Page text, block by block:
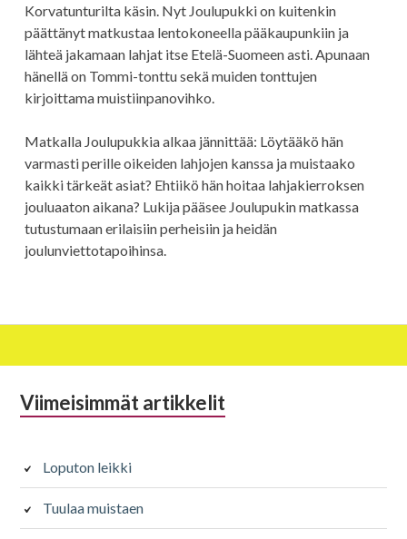
Korvatunturilta käsin. Nyt Joulupukki on kuitenkin
päättänyt matkustaa lentokoneella pääkaupunkiin ja
lähteä jakamaan lahjat itse Etelä-Suomeen asti. Apunaan
hänellä on Tommi-tonttu sekä muiden tonttujen
kirjoittama muistiinpanovihko.
Matkalla Joulupukkia alkaa jännittää: Löytääkö hän
varmasti perille oikeiden lahjojen kanssa ja muistaako
kaikki tärkeät asiat? Ehtiikö hän hoitaa lahjakierroksen
jouluaaton aikana? Lukija pääsee Joulupukin matkassa
tutustumaan erilaisiin perheisiin ja heidän
joulunviettotapoihinsa.
Alapalkin
Viimeisimmät artikkelit
Loputon leikki
Tuulaa muistaen